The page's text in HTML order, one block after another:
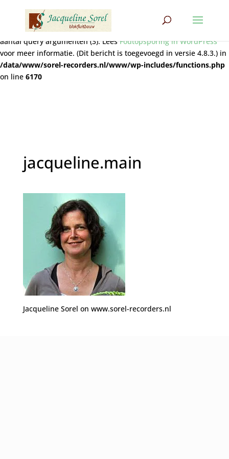
: Functie wpdb::prepare werd
aangeroepen. De
query bevat niet het juiste aantal plaatshouders (2) voor het
aantal query argumenten (3). LeesFoutopsporing in WordPress
voor meer informatie. (Dit bericht is toegevoegd in versie 4.8.3.) in
/data/www/sorel-recorders.nl/www/wp-includes/functions.php
on line 6170
jacqueline.main
Jacqueline Sorel on www.sorel-recorders.nl